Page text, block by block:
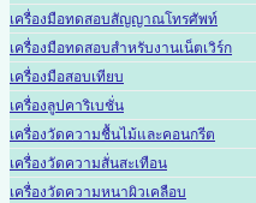
เครื่องมือทดสอบสัญญาณโทรศัพท์
เครื่องมือทดสอบสำหรับงานเน็ตเวิร์ก
เครื่องมือสอบเทียบ
เครื่องลูปคาริเบชั่น
เครื่องวัดความชื้นไม้และคอนกรีต
เครื่องวัดความสั่นสะเทือน
เครื่องวัดความหนาผิวเคลือบ